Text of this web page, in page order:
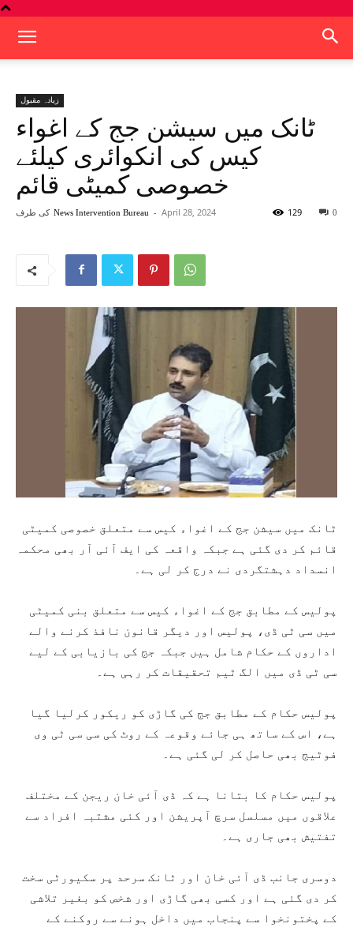
زیادہ مقبول
ٹانک میں سیشن جج کے اغواء
کیس کی انکوائری کیلئے
خصوصی کمیٹی قائم
کی طرف News Intervention Bureau - April 28, 2024 0
129
ٹانک میں سیشن جج کے اغواء کیس سے متعلق خصوصی کمیٹی
قائم کر دی گئی ہے جبکہ واقعہ کی ایف آئی آر بھی محکمہ
انسداد دہشتگردی نے درج کر لی ہے۔
پولیس کے مطابق جج کے اغواء کیس سے متعلق بنی کمیٹی
میں سی ٹی ڈی، پولیس اور دیگر قانون نافذ کرنے والے
اداروں کے حکام شامل ہیں جبکہ جج کی بازیابی کے لیے
سی ٹی ڈی میں الگ ٹیم تحقیقات کر رہی ہے۔
پولیس حکام کے مطابق جج کی گاڑی کو ریکور کرلیا گیا
ہے، اس کے ساتھ ہی جائے وقوعہ کے روٹ کی سی سی ٹی وی
فوٹیج بھی حاصل کر لی گئی ہے۔
پولیس حکام کا بتانا ہے کہ ڈی آئی خان ریجن کے مختلف
علاقوں میں مسلسل سرچ آپریشن اور کئی مشتبہ افراد سے
تفتیش بھی جاری ہے۔
دوسری جانب ڈی آئی خان اور ٹانک سرحد پر سکیورٹی سخت
کر دی گئی ہے اور کسی بھی گاڑی اور شخص کو بغیر تلاشی
کے پختونخوا سے پنجاب میں داخل ہونے سے روکنے کے